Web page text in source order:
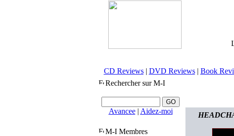
CD Reviews| DVD Reviews| Book
Rechercher sur M-I
Avancee| Aidez-moi
M-I Membres